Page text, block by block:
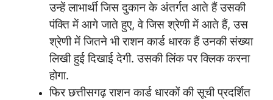
उन्हें लाभार्थी जिस दुकान के अंतर्गत आते हैं उसकी
पंक्ति में आगे जाते हुए, वे जिस श्रेणी में आते हैं, उस
श्रेणी में जितने भी राशन कार्ड धारक हैं उनकी संख्या
लिखी हुई दिखाई देगी. उसकी लिंक पर क्लिक करना
होगा.
फिर छत्तीसगढ़ राशन कार्ड धारकों की सूची प्रदर्शित